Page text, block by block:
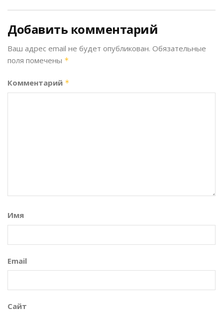
Добавить комментарий
Ваш адрес email не будет опубликован. Обязательные
поля помечены *
Комментарий *
Имя
Email
Сайт